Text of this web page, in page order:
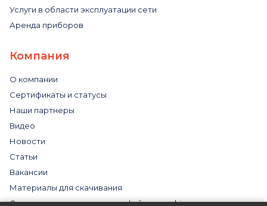
Услуги в области эксплуатации сети
Аренда приборов
Компания
О компании
Сертификаты и статусы
Наши партнеры
Видео
Новости
Статьи
Вакансии
Материалы для скачивания
Cогласие на использование файлов cookies